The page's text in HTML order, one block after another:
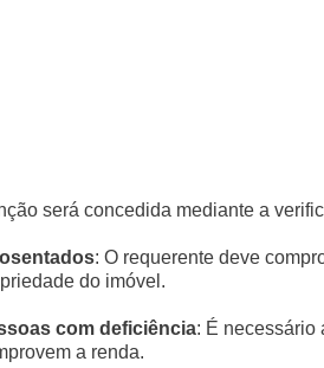
será concedida mediante a
: O requerente deve
do imóvel.
com deficiência: É necessário
a renda.